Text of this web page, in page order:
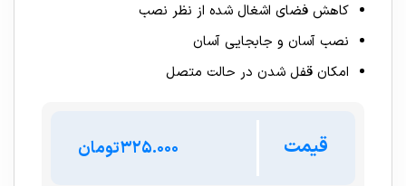
کاهش فضای اشغال شده از نظر نصب
نصب آسان و جابجایی آسان
امکان قفل شدن در حالت متصل
قیمت تومان